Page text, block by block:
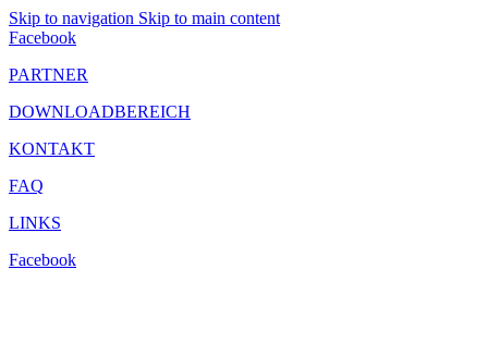
Skip to navigation Skip to main content
Facebook
PARTNER
DOWNLOADBEREICH
KONTAKT
FAQ
LINKS
Facebook